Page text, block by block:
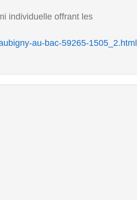
individuelle offrant les
au-bac-59265-1505_2.html